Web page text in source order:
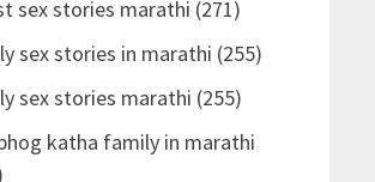
sex stories marathi (271)
sex stories in marathi (255)
sex stories marathi (255)
katha family in marathi